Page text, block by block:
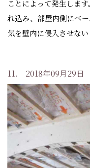
ことによって発生しま
れ込み、部屋内側にベ
気を壁内に侵入させない
11. 2018年09月29日